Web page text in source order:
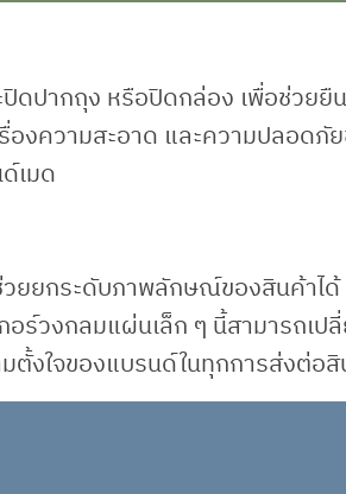
ปิดปากถุง หรือปิดกล่อง เพื่อช่วยยื
องความสะอาด และความปลอดภั
เมด
วยยกระดับภาพลักษณ์ของสินค้าไ
ร์วงกลมแผ่นเล็ก ๆ นี้สามารถเป
ตั้งใจของแบรนด์ในทุกการส่งต่อ